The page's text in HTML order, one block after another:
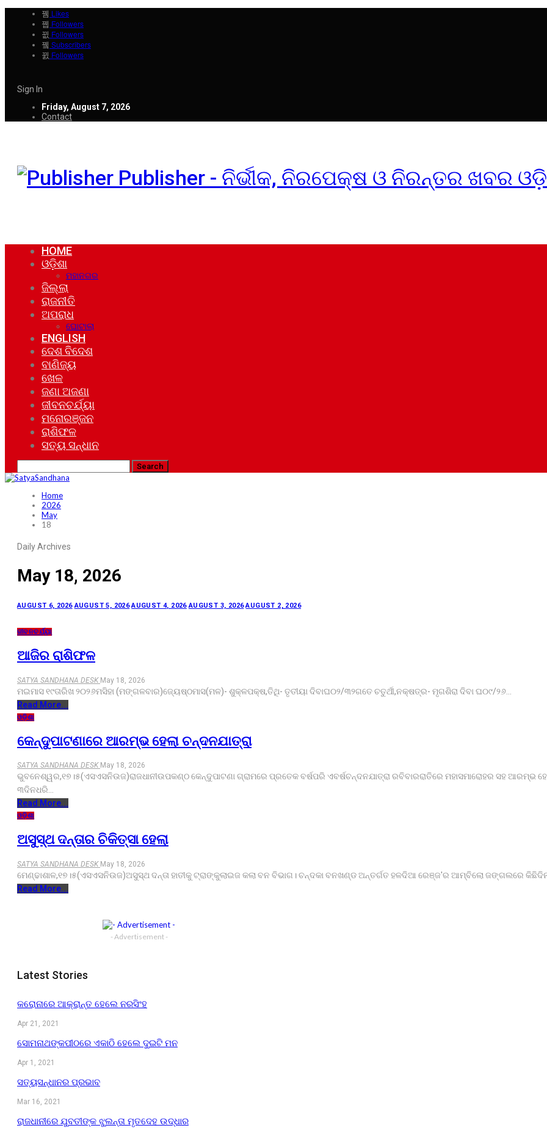
Likes
Followers
Followers
Subscribers
Followers
Sign In
Friday, August 7, 2026
Contact
Publisher - ନିର୍ଭୀକ, ନିରପେକ୍ଷ ଓ ନିରନ୍ତର ଖବର
HOME
ଓଡ଼ିଶା
ମହାନଗର
ଜିଲ୍ଲା
ରାଜନୀତି
ଅପରାଧ
ଘୋଟାଲା
ENGLISH
ଦେଶ ବିଦେଶ
ବାଣିଜ୍ୟ
ଖେଳ
ଜଣା ଅଜଣା
ଜୀବନଚର୍ଯ୍ୟା
ମନୋରଞ୍ଜନ
ରାଶିଫଳ
ସତ୍ୟ ସନ୍ଧାନ
Home
2026
May
18
Daily Archives
May 18, 2026
AUGUST 6, 2026 AUGUST 5, 2026 AUGUST 4, 2026 AUGUST 3, 2026 AUGUST 2, 2026
ଜୀବନଚର୍ଯ୍ୟା
ଆଜିର ରାଶିଫଳ
SATYA SANDHANA DESK May 18, 2026
ମଇମାସ ୧୯ତାରିଖ ୨୦୨୬ମସିହା (ମଙ୍ଗଳବାର)ଜ୍ୟେଷ୍ଠମାସ(ମଳ)- ଶୁକ୍ଳପକ୍ଷ,ତିଥି- ତୃତୀୟା ଦିବାଘ୦୨/୩୨ଗତେ ଚତୁର୍ଥୀ,ନକ୍ଷତ୍ର- ମୃଗଶିରା ଦିବା ଘ୦୯/୨୬…
Read More...
ଓଡ଼ିଶା
କେନ୍ଦୁପାଟଣାରେ ଆରମ୍ଭ ହେଲା ଚନ୍ଦନଯାତ୍ରା
SATYA SANDHANA DESK May 18, 2026
ଭୁବନେଶ୍ୱର,୧୭।୫(ଏସଏସନିଉଜ)ରାଜଧାନୀଉପକଣ୍ଠ କେନ୍ଦୁପାଟଣା ଗ୍ରାମରେ ପ୍ରତେକ ବର୍ଷପରି ଏବର୍ଷଚନ୍ଦନଯାତ୍ରା ରବିବାରରାତିରେ ମହାସମାରୋହର ସହ ଆରମ୍ଭ
୩ଦିନଧରି…
Read More...
ଓଡ଼ିଶା
ଅସୁସ୍ଥ ଦନ୍ତାର ଚିକିତ୍ସା ହେଲା
SATYA SANDHANA DESK May 18, 2026
ମେଣ୍ଢାଶାଳ,୧୭।୫(ଏସଏସନିଉଜ)ଅସୁସ୍ଥ ଦନ୍ତା ହାତୀକୁ ଟ୍ରାଙ୍କୁଲାଇଜ କଲା ବନ ବିଭାଗ। ଚନ୍ଦକା ବନଖଣ୍ଡ ଅନ୍ତର୍ଗତ ହଳଦିଆ ରେଞ୍ଜ'ର ଆମ୍ବିଲୋ ଜଙ୍ଗଲରେ କିଛିଦିନ
Read More...
- Advertisement -
Latest Stories
କରୋନାରେ ଆକ୍ରାନ୍ତ ହେଲେ ନରସିଂହ
Apr 21, 2021
ସୋମନାଥଙ୍କପୀଠରେ ଏକାଠି ହେଲେ ଦୁଇଟି ମନ
Apr 1, 2021
ସତ୍ୟସନ୍ଧାନର ପ୍ରଭାବ
Mar 16, 2021
ରାଜଧାନୀରେ ଯୁବତୀଙ୍କ ଝୁଲନ୍ତା ମୃତଦେହ ଉଦ୍ଧାର